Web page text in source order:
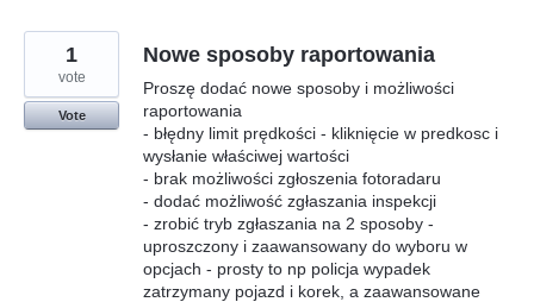
Nowe sposoby raportowania
Proszę dodać nowe sposoby i możliwości
raportowania
- błędny limit prędkości - kliknięcie w predkosc i
wysłanie właściwej wartości
- brak możliwości zgłoszenia fotoradaru
- dodać możliwość zgłaszania inspekcji
- zrobić tryb zgłaszania na 2 sposoby -
uproszczony i zaawansowany do wyboru w
opcjach - prosty to np policja wypadek
zatrzymany pojazd i korek, a zaawansowane
1
vote
Vote